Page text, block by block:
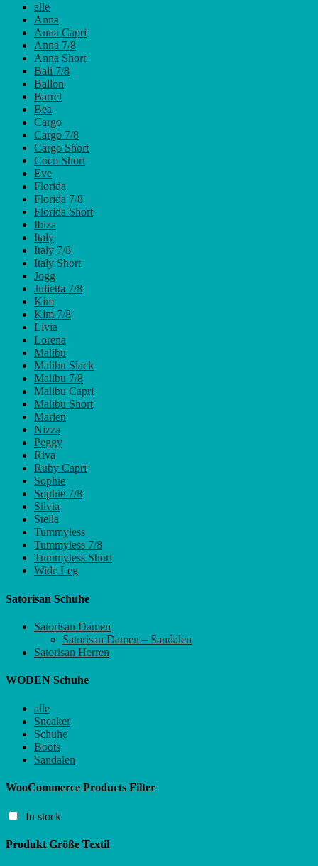
alle
Anna
Anna Capri
Anna 7/8
Anna Short
Bali 7/8
Ballon
Barrel
Bea
Cargo
Cargo 7/8
Cargo Short
Coco Short
Eve
Florida
Florida 7/8
Florida Short
Ibiza
Italy
Italy 7/8
Italy Short
Jogg
Julietta 7/8
Kim
Kim 7/8
Livia
Lorena
Malibu
Malibu Slack
Malibu 7/8
Malibu Capri
Malibu Short
Marlen
Nizza
Peggy
Riva
Ruby Capri
Sophie
Sophie 7/8
Silvia
Stella
Tummyless
Tummyless 7/8
Tummyless Short
Wide Leg
Satorisan Schuhe
Satorisan Damen
Satorisan Damen – Sandalen
Satorisan Herren
WODEN Schuhe
alle
Sneaker
Schuhe
Boots
Sandalen
WooCommerce Products Filter
In stock
Produkt Größe Textil